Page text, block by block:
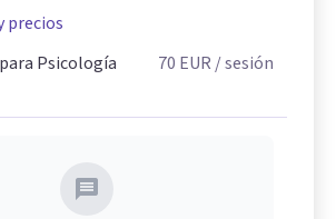
precios
Psicología
70 EUR / sesión